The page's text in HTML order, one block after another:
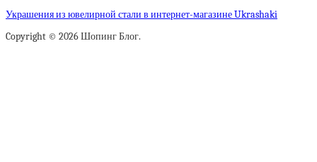
Украшения из ювелирной стали в интернет-магазине Ukrashaki
Copyright © 2026 Шопинг Блог.